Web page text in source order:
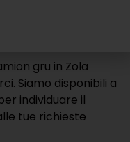
gru in Zola
Siamo disponibili a
individuare il
tue richieste